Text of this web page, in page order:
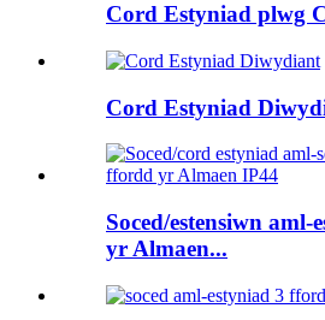
Cord Estyniad plwg
Cord Estyniad
Soced/estensiwn
yr Almaen...